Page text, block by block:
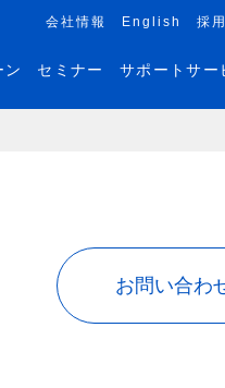
会社情報 English 採
ン セミナー サポートサー
お問い合わ